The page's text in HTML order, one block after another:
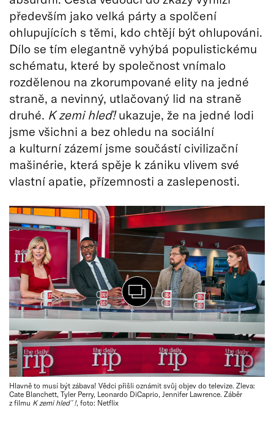
především jako velká párty a spolčení
ohlupujících s těmi, kdo chtějí být ohlupováni.
Dílo se tím elegantně vyhýbá populistickému
schématu, které by společnost vnímalo
rozdělenou na zkorumpované elity na jedné
straně, a nevinný, utlačovaný lid na straně
druhé. K zemi hleď!ukazuje, že na jedné lodi
jsme všichni a bez ohledu na sociální
a kulturní zázemí jsme součástí civilizační
mašinérie, která spěje k zániku vlivem své
vlastní apatie, přízemnosti a zaslepenosti.
Hlavně to musí být zábava! Vědci přišli oznámit svůj objev do televize. Zleva:
Cate Blanchett, Tyler Perry, Leonardo DiCaprio, Jennifer Lawrence. Záběr
z filmu K zemi hledˇ!, foto: Netflix